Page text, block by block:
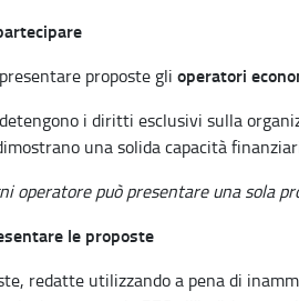
proposte gli operatori
detengono i diritti esclusivi sulla
una solida capacità
operatore può presentare una sola
le proposte
redatte utilizzando a pena di